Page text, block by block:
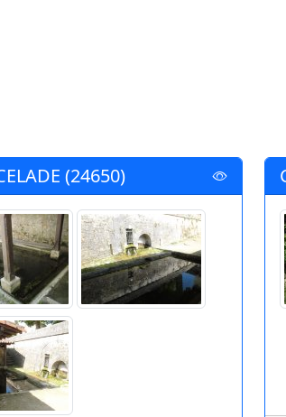
(24650)